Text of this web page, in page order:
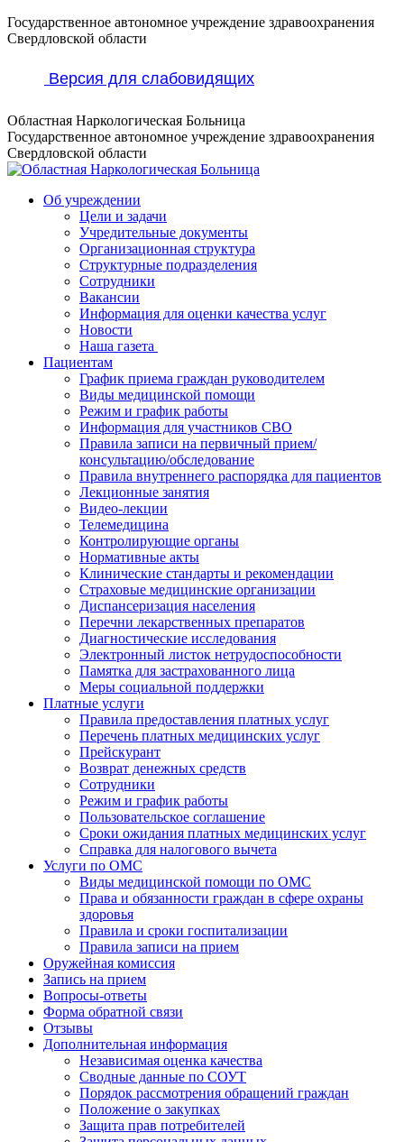
Перейти
к
Государственное автономное учреждение здравоохранения
Свердловской области
Версия для слабовидящих
Областная Наркологическая Больница
Государственное автономное учреждение здравоохранения
Свердловской области
Об учреждении
Цели и задачи
Учредительные документы
Организационная структура
Структурные подразделения
Сотрудники
Вакансии
Информация для оценки качества услуг
Новости
​​Наша газета
Пациентам
График приема граждан руководителем
Виды медицинской помощи
Режим и график работы
Информация для участников СВО
Правила записи на первичный прием/
консультацию/обследование
Правила внутреннего распорядка для пациентов
Лекционные занятия
Видео-лекции
Телемедицина
Контролирующие органы
Нормативные акты
Клинические стандарты и рекомендации
Страховые медицинские организации
Диспансеризация населения
Перечни лекарственных препаратов
Диагностические исследования
Электронный листок нетрудоспособности
Памятка для застрахованного лица
Меры социальной поддержки
Платные услуги
Правила предоставления платных услуг
Перечень платных медицинских услуг
Прейскурант
Возврат денежных средств
Сотрудники
Режим и график работы
Пользовательское соглашение
Сроки ожидания платных медицинских услуг
Справка для налогового вычета
Услуги по ОМС
Виды медицинской помощи по ОМС
Права и обязанности граждан в сфере охраны
здоровья
Правила и сроки госпитализации
Правила записи на прием
Оружейная комиссия
Запись на прием
Вопросы-ответы
Форма обратной связи
Отзывы
Дополнительная информация
Независимая оценка качества
Сводные данные по СОУТ
Порядок рассмотрения обращений граждан
Положение о закупках
Защита прав потребителей